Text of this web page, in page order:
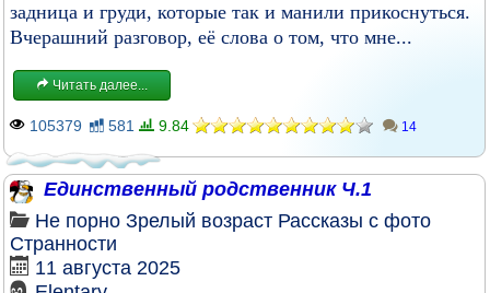
задница и груди, которые так и манили прикоснуться.
Вчерашний разговор, её слова о том, что мне...
Читать далее...
105379 581 9.84 14
Единственный родственник Ч.1
Не порно Зрелый возраст Рассказы с фото
Странности
11 августа 2025